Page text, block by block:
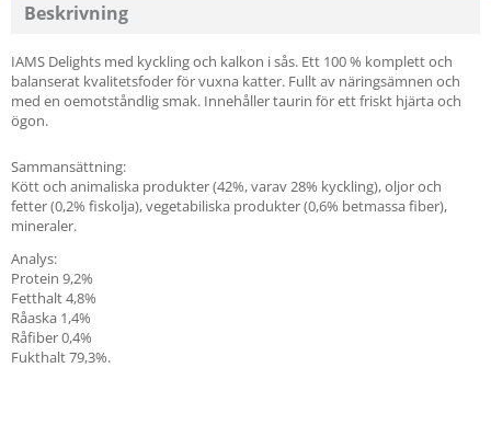
Beskrivning
IAMS Delights med kyckling och kalkon i sås. Ett 100 % komplett och
balanserat kvalitetsfoder för vuxna katter. Fullt av näringsämnen och
med en oemotståndlig smak. Innehåller taurin för ett friskt hjärta och
ögon.
Sammansättning:
Kött och animaliska produkter (42%, varav 28% kyckling), oljor och
fetter (0,2% fiskolja), vegetabiliska produkter (0,6% betmassa fiber),
mineraler.
Analys:
Protein 9,2%
Fetthalt 4,8%
Råaska 1,4%
Råfiber 0,4%
Fukthalt 79,3%.